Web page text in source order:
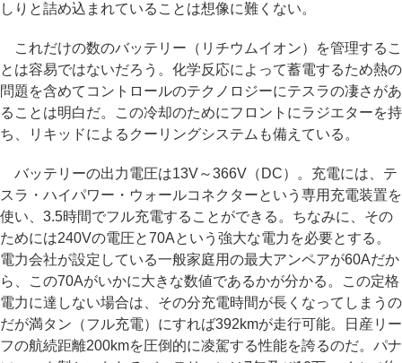
しりと詰め込まれていることは想像に難くない。
これだけの数のバッテリー（リチウムイオン）を管理するこ
とは容易ではないだろう。化学反応によって蓄電するため熱の
問題を含めてコントロールのテクノロジーにテスラの凄さがあ
ることは明白だ。この冷却のためにフロントにラジエターを持
ち、リキッドによるクーリングシステムも備えている。
バッテリーの出力電圧は13V～366V（DC）。充電には、テ
スラ・ハイパワー・ウォールコネクターという専用充電装置を
使い、3.5時間でフル充電することができる。ちなみに、その
ためには240Vの電圧と70Aという強大な電力を必要とする。
電力会社が設定している一般家庭用の最大アンペアが60Aだか
ら、この70Aがいかに大きな数値であるかが分かる。この定格
電力に達しない場合は、その分充電時間が長くなってしまうの
だが満タン（フル充電）にすれば392kmが走行可能。日産リー
フの航続距離200kmを圧倒的に凌駕する性能を誇るのだ。パナ